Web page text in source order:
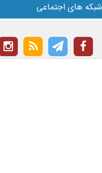
شبکه های اجتماعی